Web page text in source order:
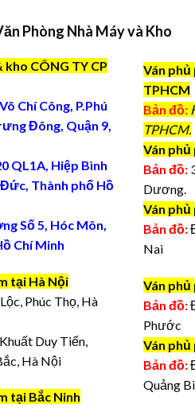
Phòng Nhà Máy và Kho
kho CÔNG TY CP
Chí Công, P.Phú
Đông, Quận 9,
QL1A, Hiệp Bình
Thành phố Hồ
Số 5, Hóc Môn,
Chí Minh
tại Hà Nội
Phúc Thọ, Hà
Duy Tiến,
Hà Nội
tại Bắc Ninh
Ván phủ
TPHCM
Bản đồ:
TPHCM.
Ván
Bản đồ:
Dương.
Ván
Bản đồ:
Nai
Ván
Bản đồ:
Phước
Ván phủ
Bản đồ:
Quảng